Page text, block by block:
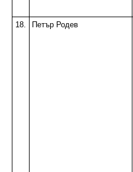
18. Петър Родев